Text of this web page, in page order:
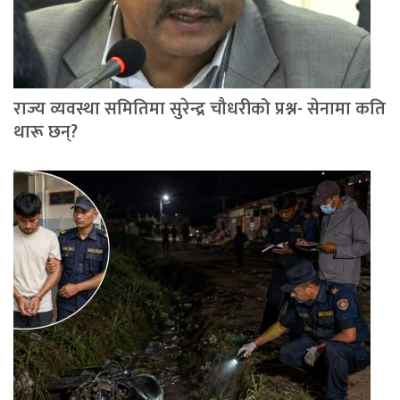
राज्य व्यवस्था समितिमा सुरेन्द्र चौधरीको प्रश्न- सेनामा कति
थारू छन्?